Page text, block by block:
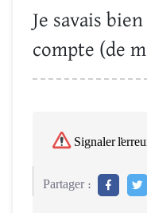
Je savais
compte (de
Signaler
Partager :